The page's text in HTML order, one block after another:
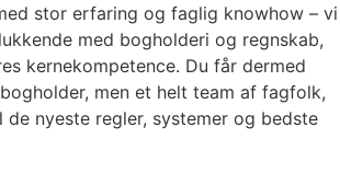
stor erfaring og faglig knowhow – vi
med bogholderi og regnskab,
kernekompetence. Du får dermed
men et helt team af fagfolk,
de nyeste regler, systemer og bedste